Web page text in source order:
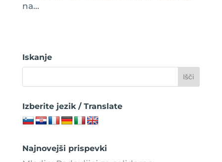
na...
Iskanje
Izberite jezik / Translate
Najnovejši prispevki